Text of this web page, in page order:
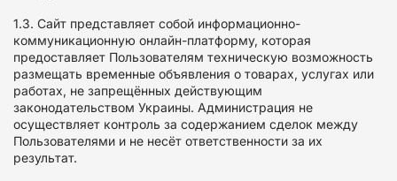
1.3. Сайт представляет собой информационно-
коммуникационную онлайн-платформу, которая
предоставляет Пользователям техническую возможность
размещать временные объявления о товарах, услугах или
работах, не запрещённых действующим
законодательством Украины. Администрация не
осуществляет контроль за содержанием сделок между
Пользователями и не несёт ответственности за их
результат.